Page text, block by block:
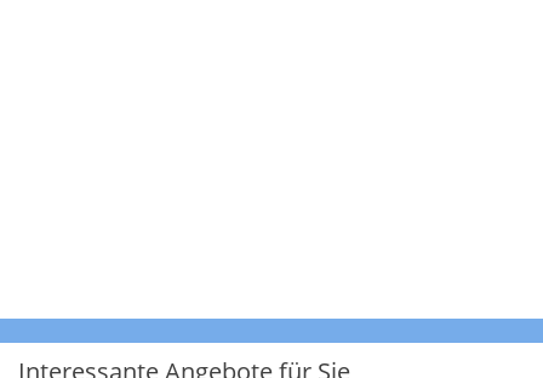
Interessante Angebote für Sie